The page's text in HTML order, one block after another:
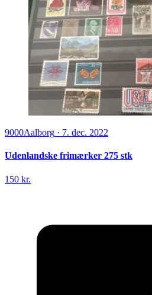
9000Aalborg · 7. dec. 2022
Udenlandske frimærker 275 stk
150 kr.